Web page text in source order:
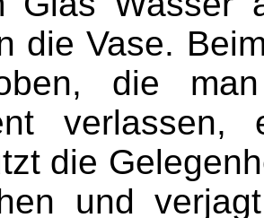
die Vase.
die
verlassen,
die
und